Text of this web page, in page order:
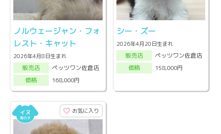
ノルウェージャン・フォ
レスト・キャット
2026年4月8日生まれ
販売店
ペッツワン佐倉店
価格
168,000円
シー・ズー
2026年4月20日生まれ
販売店
ペッツワン佐倉店
価格
158,000円
お気に入り